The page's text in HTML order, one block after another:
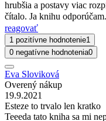
hrubšia a postavy viac
čítalo. Ja knihu odporúčam.
reagovať
1 pozitívne hodnotenie1
0 negatívne hodnotenia0
Eva Sloviková
Overený nákup
19.9.2021
Esteze to trvalo len kratko
Teeeda tato kniha sa mi